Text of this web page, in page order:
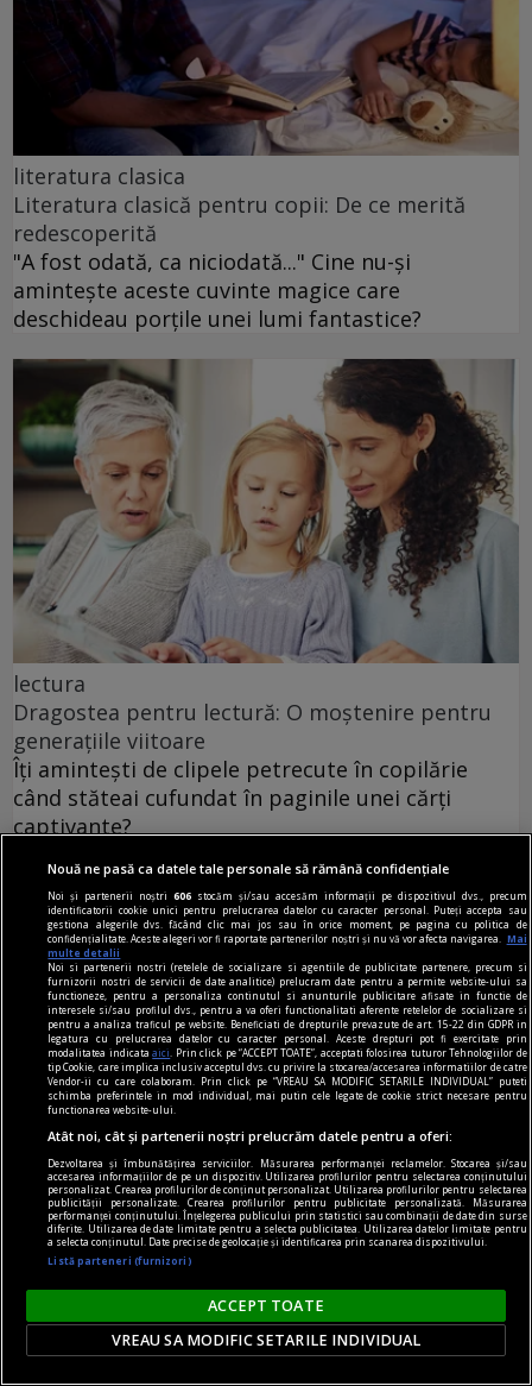
literatura clasica
Literatura clasică pentru copii: De ce merită
redescoperită
"A fost odată, ca niciodată..." Cine nu-și
amintește aceste cuvinte magice care
deschideau porțile unei lumi fantastice?
lectura
Dragostea pentru lectură: O moștenire pentru
generațiile viitoare
Îți amintești de clipele petrecute în copilărie
când stăteai cufundat în paginile unei cărți
captivante?
istoria comunismului
Istoria comunismului: lecturi esențiale pentru a
înțelege un fenomen global
Comunismul a fost un fenomen global care a
influențat profund secolul XX, iar studiul său
continuă să fie de mare interes pentru istorici,
politologi și publicul larg.
Nouă ne pasă ca datele tale personale să rămână confidențiale
Noi și partenerii noștri606 stocăm și/sau accesăm informații pe dispozitivul dvs., precum
identificatorii cookie unici pentru prelucrarea datelor cu caracter personal. Puteți accepta sau
gestiona alegerile dvs. făcând clic mai jos sau în orice moment, pe pagina cu politica de
confidențialitate. Aceste alegeri vor fi raportate partenerilor noștri și nu vă vor afecta navigarea.
Mai
multe detalii
Noi si partenerii nostri (retelele de socializare si agentiile de publicitate partenere, precum si
furnizorii nostri de servicii de date analitice) prelucram date pentru a permite website-ului sa
functioneze, pentru a personaliza continutul si anunturile publicitare afisate in functie de
interesele si/sau profilul dvs., pentru a va oferi functionalitati aferente retelelor de socializare si
pentru a analiza traficul pe website. Beneficiati de drepturile prevazute de art. 15-22 din GDPR in
legatura cu prelucrarea datelor cu caracter personal. Aceste drepturi pot fi exercitate prin
modalitatea indicataaici
. Prin click pe “ACCEPT TOATE”, acceptati folosirea tuturor Tehnologiilor de
tip Cookie, care implica inclusiv acceptul dvs. cu privire la stocarea/accesarea informatiilor de catre
Vendor-ii cu care colaboram. Prin click pe “VREAU SA MODIFIC SETARILE INDIVIDUAL” puteti
schimba preferintele in mod individual, mai putin cele legate de cookie strict necesare pentru
functionarea website-ului.
Atât noi, cât și partenerii noștri prelucrăm datele pentru a oferi:
Dezvoltarea și îmbunătățirea serviciilor. Măsurarea performanței reclamelor. Stocarea și/sau
accesarea informațiilor de pe un dispozitiv. Utilizarea profilurilor pentru selectarea conținutului
personalizat. Crearea profilurilor de conținut personalizat. Utilizarea profilurilor pentru selectarea
publicității personalizate. Crearea profilurilor pentru publicitate personalizată. Măsurarea
performanței conținutului. Înțelegerea publicului prin statistici sau combinații de date din surse
diferite. Utilizarea de date limitate pentru a selecta publicitatea. Utilizarea datelor limitate pentru
a selecta conținutul. Date precise de geolocație și identificarea prin scanarea dispozitivului.
Listă parteneri (furnizori)
ACCEPT TOATE
VREAU SA MODIFIC SETARILE INDIVIDUAL